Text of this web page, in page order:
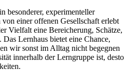
besonderer, experimenteller
einer offenen Gesellschaft erlebt
Vielfalt eine Bereicherung, Schätze,
Lernhaus bietet eine Chance,
wir sonst im Alltag nicht begegnen
innerhalb der Lerngruppe ist, desto